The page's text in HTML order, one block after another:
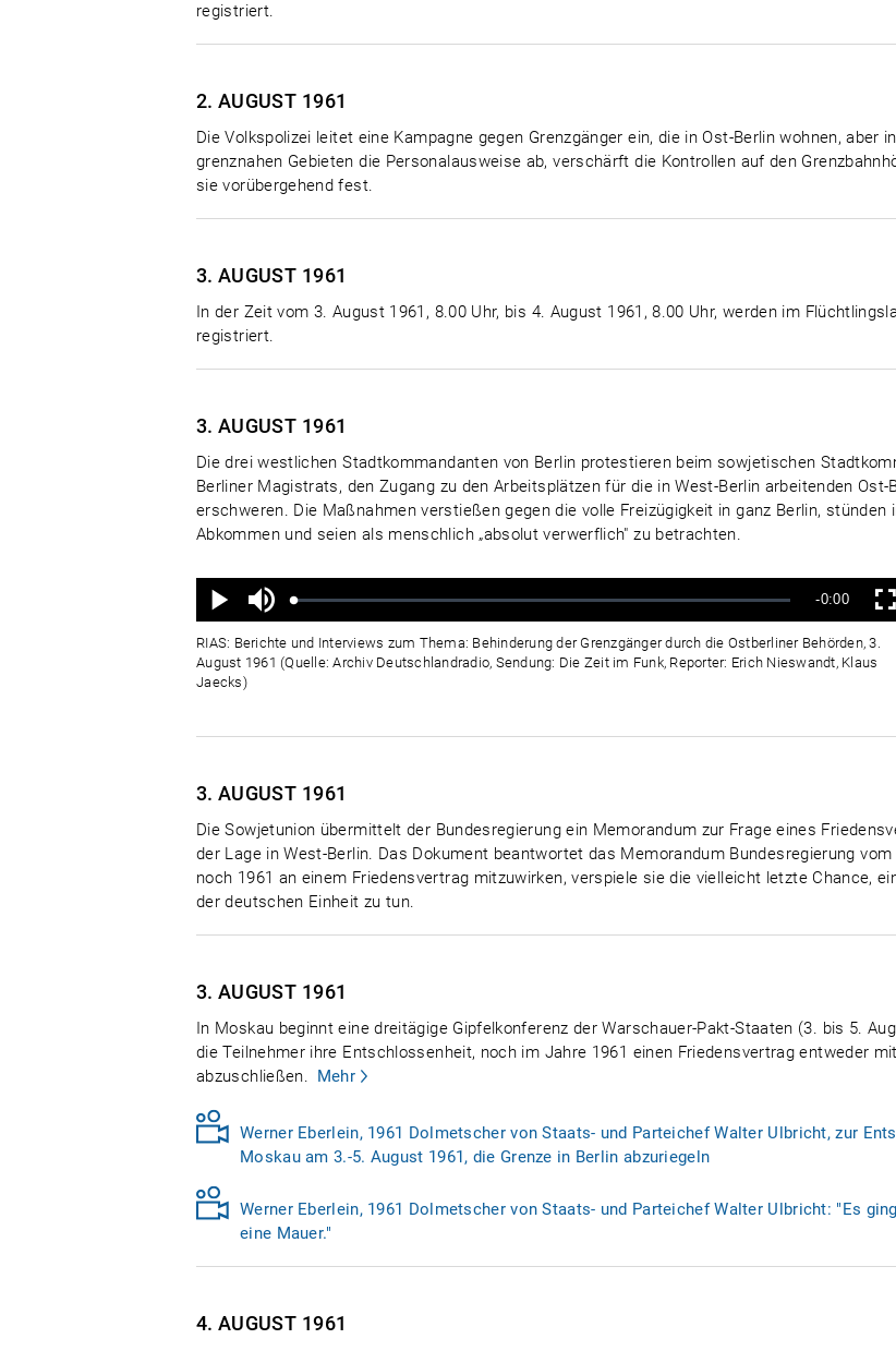
registriert.
2. AUGUST 1961
Die Volkspolizei leitet eine Kampagne gegen Grenzgänger ein, die in Ost-Berlin wohnen, aber
grenznahen Gebieten die Personalausweise ab, verschärft die Kontrollen auf den
sie vorübergehend fest.
3. AUGUST 1961
In der Zeit vom 3. August 1961, 8.00 Uhr, bis 4. August 1961, 8.00 Uhr, werden im
registriert.
3. AUGUST 1961
Die drei westlichen Stadtkommandanten von Berlin protestieren beim sowjetischen
Berliner Magistrats, den Zugang zu den Arbeitsplätzen für die in West-Berlin arbeitenden Ost-
erschweren. Die Maßnahmen verstießen gegen die volle Freizügigkeit in ganz Berlin,
Abkommen und seien als menschlich „absolut verwerflich" zu betrachten.
Wiedergabe
Ton
aus
Geladen:
Status:
Verbleibende
Zeit
-0:00 Vollbild
RIAS: Berichte und Interviews zum Thema: Behinderung der Grenzgänger durch die Ostberliner Behörden, 3.
August 1961 (Quelle: Archiv Deutschlandradio, Sendung: Die Zeit im Funk, Reporter: Erich Nieswandt, Klaus
Jaecks)
3. AUGUST 1961
Die Sowjetunion übermittelt der Bundesregierung ein Memorandum zur Frage eines
der Lage in West-Berlin. Das Dokument beantwortet das Memorandum Bundesregierung
noch 1961 an einem Friedensvertrag mitzuwirken, verspiele sie die vielleicht letzte Chance,
der deutschen Einheit zu tun.
3. AUGUST 1961
In Moskau beginnt eine dreitägige Gipfelkonferenz der Warschauer-Pakt-Staaten (3. bis 5.
die Teilnehmer ihre Entschlossenheit, noch im Jahre 1961 einen Friedensvertrag entweder
abzuschließen. Mehr
Werner Eberlein, 1961 Dolmetscher von Staats- und Parteichef Walter Ulbricht, zur
Moskau am 3.-5. August 1961, die Grenze in Berlin abzuriegeln
Werner Eberlein, 1961 Dolmetscher von Staats- und Parteichef Walter Ulbricht: "Es
eine Mauer."
4. AUGUST 1961